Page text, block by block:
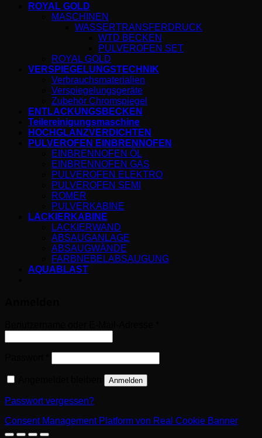
ROYAL GOLD
MASCHINEN
WASSERTRANSFERDRUCK
WTD BECKEN
PULVEROFEN SET
ROYAL GOLD
VERSPIEGELUNGSTECHNIK
Verbrauchsmaterialien
Verspiegelungsgeräte
Zubehör Chromspiegel
ENTLACKUNGSBECKEN
Teilereinigungsmaschine
HOCHGLANZVERDICHTEN
PULVEROFEN EINBRENNOFEN
EINBRENNOFEN ÖL
EINBRENNOFEN GAS
PULVEROFEN ELEKTRO
PULVEROFEN SEMI
ROMER
PULVERKABINE
LACKIERKABINE
LACKIERWAND
ABSAUGANLAGE
ABSAUGWÄNDE
FARBNEBELABSAUGUNG
AQUABLAST
Anmelden
Passwort vergessen?
Consent Management Platform von Real Cookie Banner